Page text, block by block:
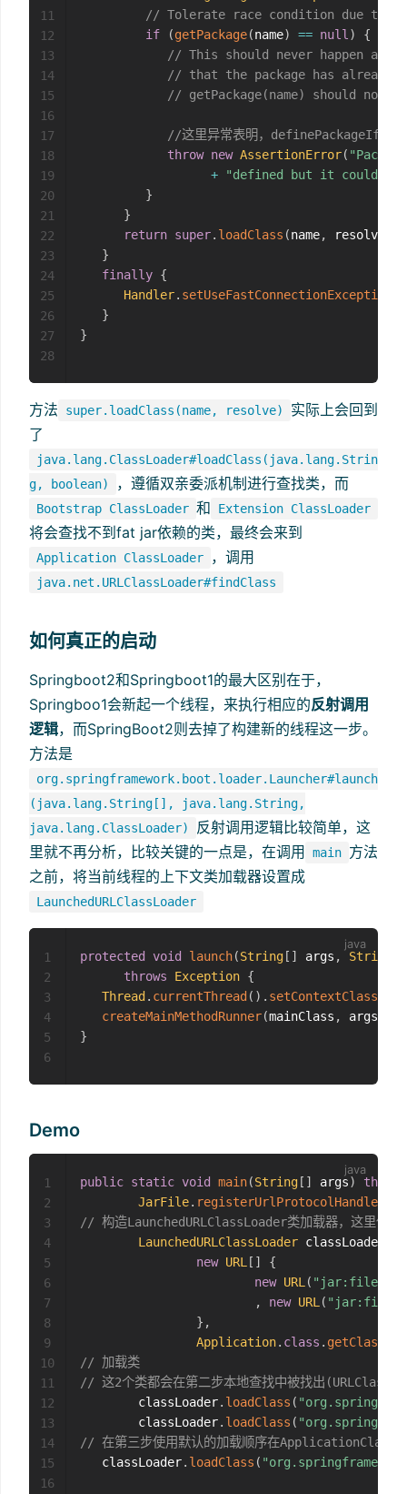
// Tolerate race condition due to
if
(getPackage(name) == null )
{
// This should never happen as
// that the package has already
// getPackage(name) should not
//这里异常表明，
throw new AssertionError(
+
"defined but it could
}
}
return super. loadClass (name, resolve
}
finally {
Handler. setUseFastConnectionExceptions
}
}
11
12
13
14
15
16
17
18
19
20
21
22
23
24
25
26
27
28
方法 super.loadClass(name, resolve)
实际上会回到
了
java.lang.ClassLoader#loadClass(java.lang.Strin
g, boolean)
，遵循双亲委派机制进行查找类，而
Bootstrap ClassLoader 和 Extension ClassLoader
将会查找不到fat jar依赖的类，最终会来到
Application ClassLoader ，调用
java.net.URLClassLoader#findClass
如何真正的启动
Springboot2和Springboot1的最大区别在于，
Springboo1会新起一个线程，来执行相应的反射调用
逻辑，而SpringBoot2则去掉了构建新的线程这一步。
方法是
org.springframework.boot.loader.Launcher#launch
(java.lang.String[], java.lang.String,
java.lang.ClassLoader)
反射调用逻辑比较简单，这
里就不再分析，比较关键的一点是，在调用 main 方法
之前，将当前线程的上下文类加载器设置成
LaunchedURLClassLoader
protected void launch(String [ ] args , String
throws
Exception {
Thread . currentThread ( ) .
createMainMethodRunner(mainClass , args
}
1
2
3
4
5
6
Demo
public static void main(String [ ] args)
throws
JarFile. registerUrlProtocolHandler
// 构造LaunchedURLClassLoader类加载器，这里
LaunchedURLClassLoader classLoader
new URL [ ]
{
new URL ( "jar:file:/E:/
,
new URL ( "jar:file:/
} ,
Application. class .
// 加载类
// 这2个类都会在第二步本地查找中被找出
        classLoader
. loadClass (
        classLoader
. loadClass (
// 在第三步使用默认的加载顺序在
   classLoader
. loadClass (
1
2
3
4
5
6
7
8
9
10
11
12
13
14
15
16